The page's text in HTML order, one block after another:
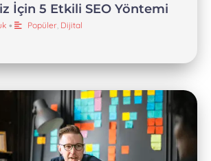
İçin 5 Etkili SEO Yöntemi
• Popüler Dijital